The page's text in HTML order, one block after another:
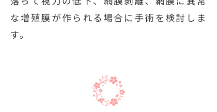
な増殖膜が作られる場合に手術を検討しま
す。